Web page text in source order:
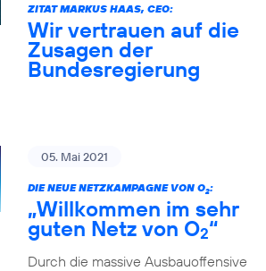
ZITAT MARKUS HAAS, CEO:
Wir vertrauen auf die
Zusagen der
Bundesregierung
05. Mai 2021
DIE NEUE NETZKAMPAGNE VON O2:
„Willkommen im sehr
guten Netz von O2“
Durch die massive Ausbauoffensive